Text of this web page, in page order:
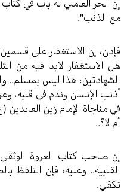
إن الحر العاملي له باب في
مع الذنب”.
فإذن، إن الاستغفار على
هل الاستغفار لابد فيه من
الشهادتين، هذا ليس بمسلم..
أذنب الإنسان وندم في قلبه،
في مناجاة الإمام زين
أم لا؟..
إن صاحب كتاب العروة
القلبية.. وعليه، فإن التلفظ
تكفي.